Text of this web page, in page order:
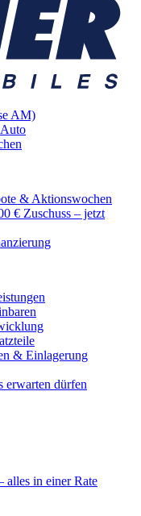
AM)
& Aktionswochen
€ Zuschuss – jetzt
& Einlagerung
erwarten dürfen
in einer Rate